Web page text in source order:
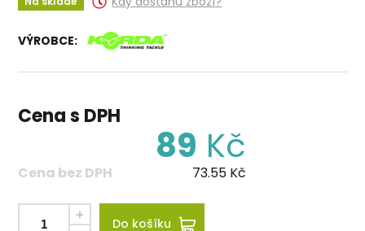
VÝROBCE:
Cena s DPH
89 Kč
Cena bez DPH 73.55 Kč
Do košíku